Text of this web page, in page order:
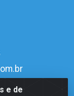
e de